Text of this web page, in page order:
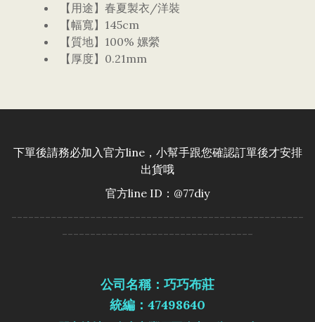
【用途】春夏製衣/洋裝
【幅寬】145cm
【質地】100% 嫘縈
【厚度】0.21mm
下單後請務必加入官方line，小幫手跟您確認訂單後才安排
出貨哦
官方line ID：@77diy
----------------------------------------------------
----------------------------------
公司名稱：巧巧布莊
統編：47498640